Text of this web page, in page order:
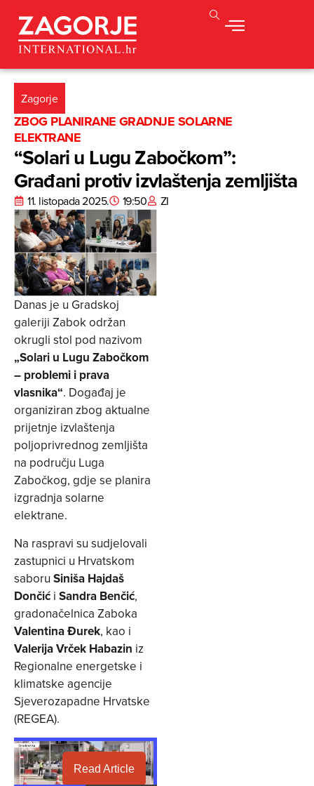
Zagorje
ZBOG PLANIRANE GRADNJE SOLARNE
ELEKTRANE
“Solari u Lugu Zabočkom”:
Građani protiv izvlaštenja zemljišta
11. listopada 2025. 19:50 ZI
Danas je u Gradskoj
galeriji Zabok održan
okrugli stol pod nazivom
„Solari u Lugu Zabočkom
– problemi i prava
vlasnika“. Događaj je
organiziran zbog aktualne
prijetnje izvlaštenja
poljoprivrednog zemljišta
na području Luga
Zabočkog, gdje se planira
izgradnja solarne
elektrane.
Na raspravi su sudjelovali
zastupnici u Hrvatskom
saboru Siniša Hajdaš
Dončić i Sandra Benčić,
gradonačelnica Zaboka
Valentina Đurek, kao i
Valerija Vrček Habazin iz
Regionalne energetske i
klimatske agencije
Sjeverozapadne Hrvatske
(REGEA).
Read Article